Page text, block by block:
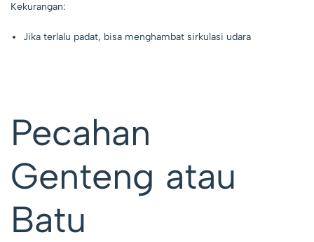
Kekurangan:
Jika terlalu padat, bisa menghambat sirkulasi udara
Pecahan
Genteng atau
Batu